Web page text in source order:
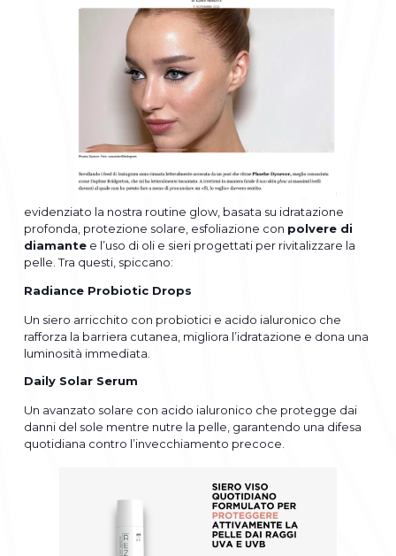
evidenziato la nostra routine glow, basata su idratazione
profonda, protezione solare, esfoliazione con polvere di
diamantee l’uso di oli e sieri progettati per rivitalizzare la
pelle. Tra questi, spiccano:
Radiance Probiotic Drops
Un siero arricchito con probiotici e acido ialuronico che
rafforza la barriera cutanea, migliora l’idratazione e dona una
luminosità immediata.
Daily Solar Serum
Un avanzato solare con acido ialuronico che protegge dai
danni del sole mentre nutre la pelle, garantendo una difesa
quotidiana contro l’invecchiamento precoce.